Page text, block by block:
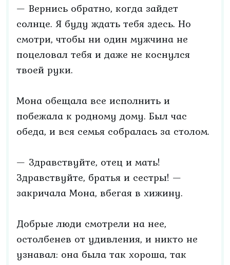
— Вернись обратно, когда зайдет
солнце. Я буду ждать тебя здесь. Но
смотри, чтобы ни один мужчина не
поцеловал тебя и даже не коснулся
твоей руки.
Мона обещала все исполнить и
побежала к родному дому. Был час
обеда, и вся семья собралась за столом.
— Здравствуйте, отец и мать!
Здравствуйте, братья и сестры! —
закричала Мона, вбегая в хижину.
Добрые люди смотрели на нее,
остолбенев от удивления, и никто не
узнавал: она была так хороша, так